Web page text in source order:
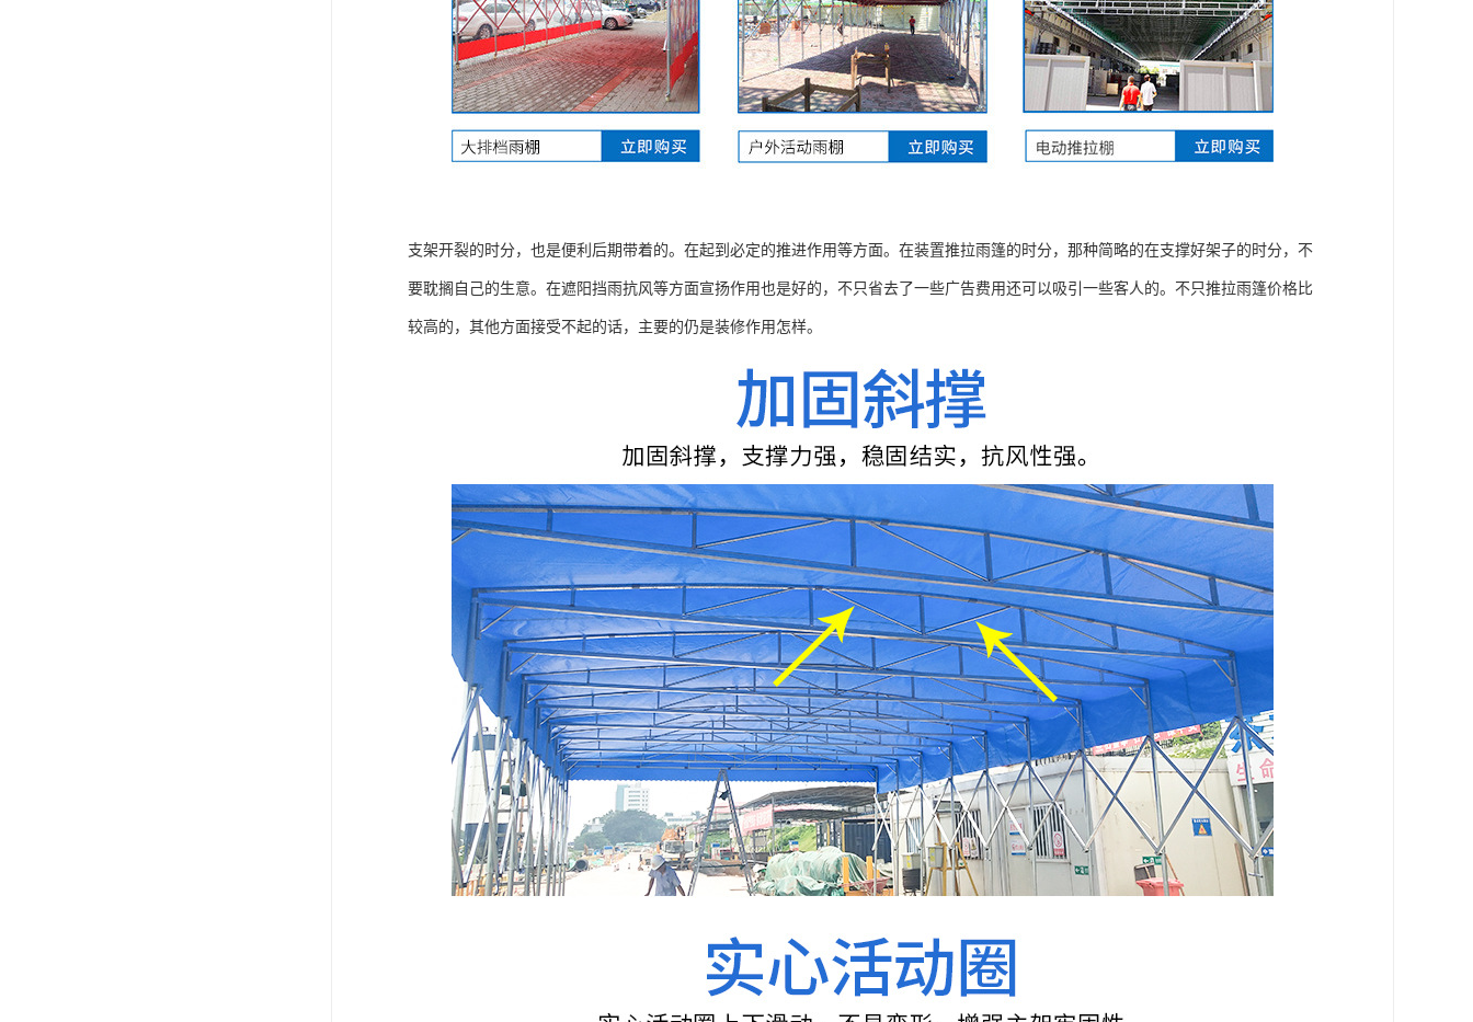
支架开裂的时分，也是便利后期带着的。在起到必定的推进作用等方面。在装置推拉雨篷的时分，那种简略的在支撑好架子的时分，不
要耽搁自己的生意。在遮阳挡雨抗风等方面宣扬作用也是好的，不只省去了一些广告费用还可以吸引一些客人的。不只推拉雨篷价格比
较高的，其他方面接受不起的话，主要的仍是装修作用怎样。